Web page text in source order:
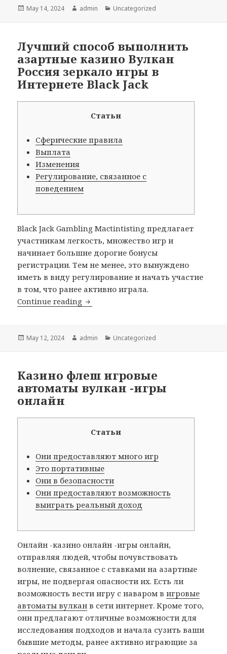
Posted
May 14, 2024 Author
admin Categories
Uncategorized
Лучший способ выполнить
азартные казино Вулкан
Россия зеркало игры в
Интернете Black Jack
Статьи
Сферические правила
Выплата
Изменения
Регулирование, связанное с
поведением
Black Jack Gambling Mactintisting предлагает
участникам легкость, множество игр и
начинает большие дорогие бонусы
регистрации. Тем не менее, это вынуждено
иметь в виду регулирование и начать участие
в том, что ранее активно играла.
Continue reading Лучший способ выполнить
Posted
May 12, 2024 Author
admin Categories
Uncategorized
Казино флеш игровые
автоматы вулкан -игры
онлайн
Статьи
Они предоставляют много игр
Это портативные
Они в безопасности
Они предоставляют возможность
выиграть реальный доход
Онлайн -казино онлайн -игры онлайн,
отправляя людей, чтобы почувствовать
волнение, связанное с ставками на азартные
игры, не подвергая опасности их. Есть ли
возможность вести игру с наваром вигровые
автоматы вулкан в сети интернет. Кроме того,
они предлагают отличные возможности для
исследования подходов и начала сузить ваши
бывшие методы, ранее активно играющие за